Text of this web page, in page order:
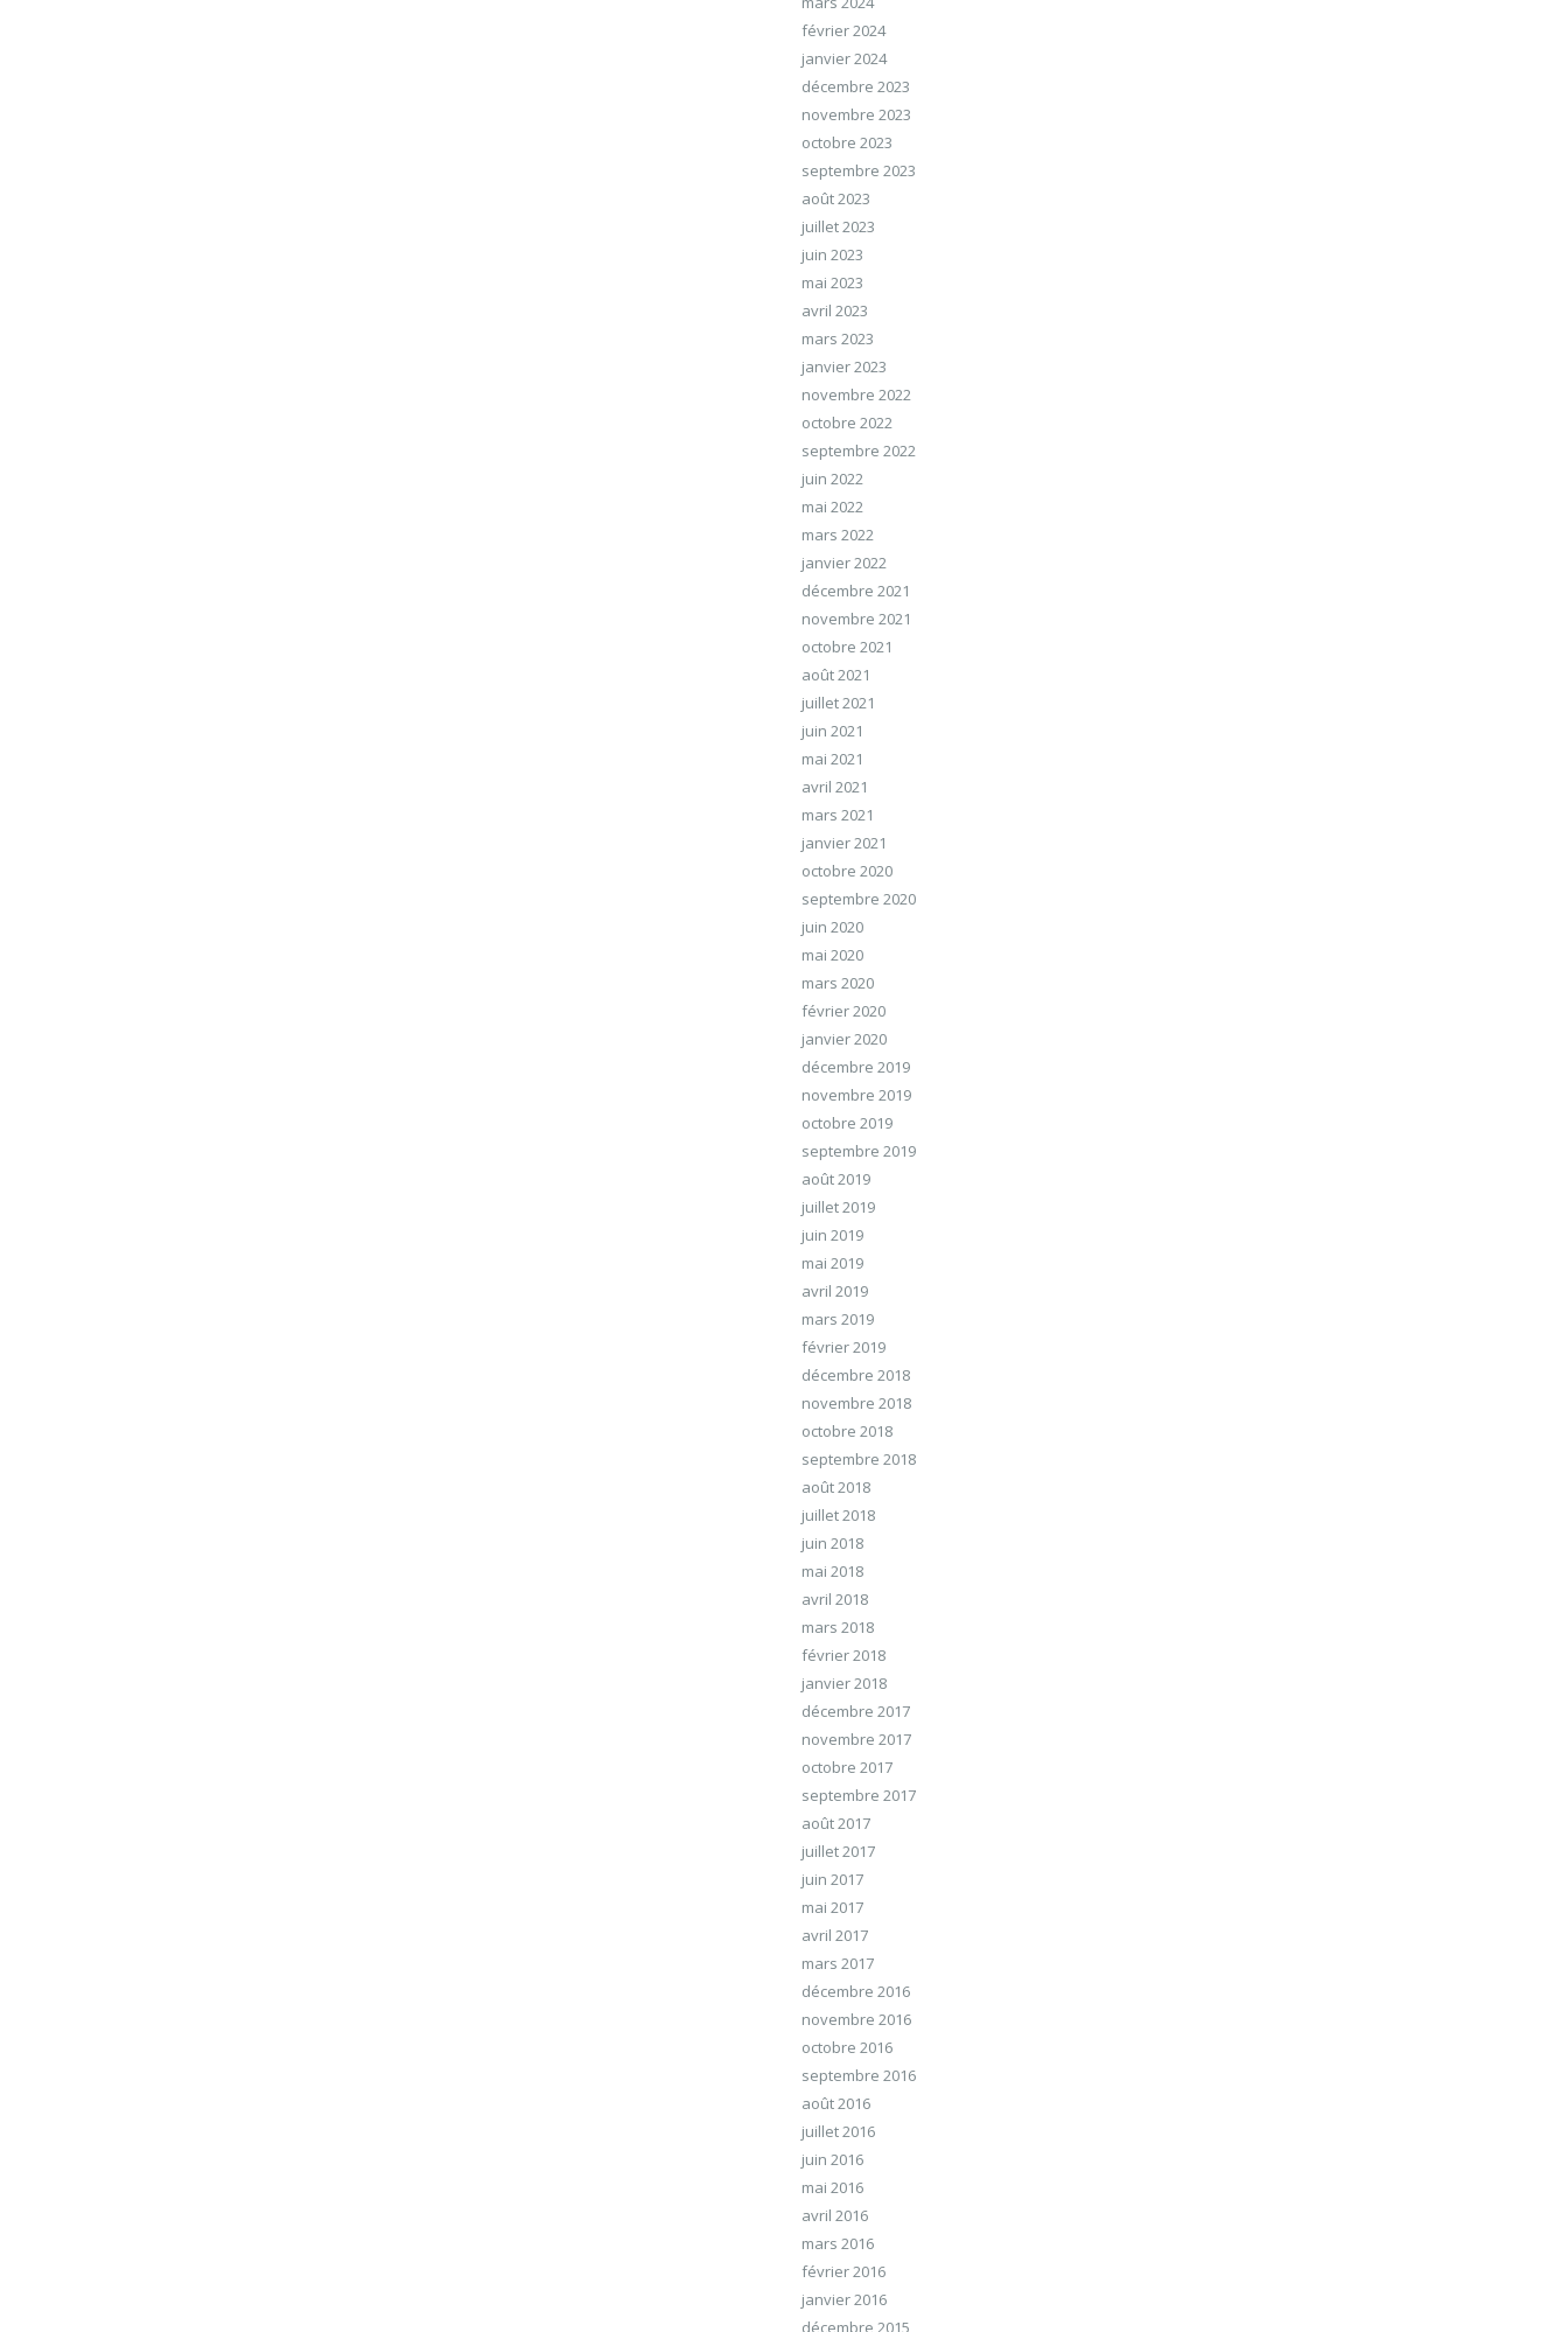
février 2024
janvier 2024
décembre 2023
novembre 2023
octobre 2023
septembre 2023
août 2023
juillet 2023
juin 2023
mai 2023
avril 2023
mars 2023
janvier 2023
novembre 2022
octobre 2022
septembre 2022
juin 2022
mai 2022
mars 2022
janvier 2022
décembre 2021
novembre 2021
octobre 2021
août 2021
juillet 2021
juin 2021
mai 2021
avril 2021
mars 2021
janvier 2021
octobre 2020
septembre 2020
juin 2020
mai 2020
mars 2020
février 2020
janvier 2020
décembre 2019
novembre 2019
octobre 2019
septembre 2019
août 2019
juillet 2019
juin 2019
mai 2019
avril 2019
mars 2019
février 2019
décembre 2018
novembre 2018
octobre 2018
septembre 2018
août 2018
juillet 2018
juin 2018
mai 2018
avril 2018
mars 2018
février 2018
janvier 2018
décembre 2017
novembre 2017
octobre 2017
septembre 2017
août 2017
juillet 2017
juin 2017
mai 2017
avril 2017
mars 2017
décembre 2016
novembre 2016
octobre 2016
septembre 2016
août 2016
juillet 2016
juin 2016
mai 2016
avril 2016
mars 2016
février 2016
janvier 2016
décembre 2015